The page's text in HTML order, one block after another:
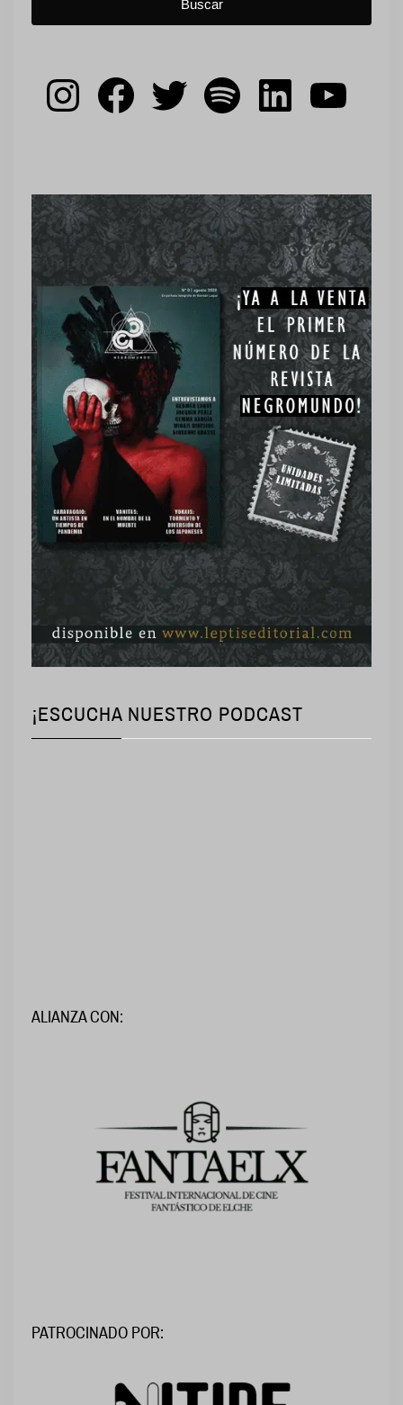
Instagram
Facebook
TwitterSpotify
LinkedIn
¡ESCUCHA NUESTRO PODCAST
ALIANZA CON:
PATROCINADO POR: